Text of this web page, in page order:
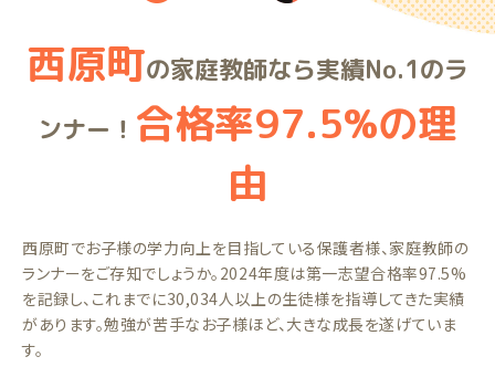
西原町の家庭教師なら実績No.1のラ
ンナー！ 合格率97.5%の理
由
西原町でお子様の学力向上を目指している保護者様、家庭教師の
ランナーをご存知でしょうか。2024年度は第一志望合格率97.5%
を記録し、これまでに30,034人以上の生徒様を指導してきた実績
があります。勉強が苦手なお子様ほど、大きな成長を遂げていま
す。